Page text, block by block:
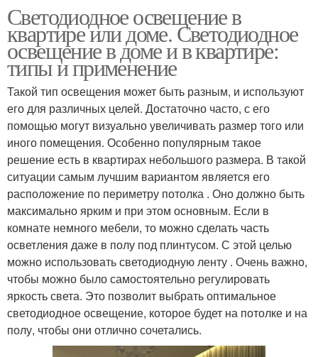
Светодиодное освещение в
квартире или доме. Светодиодное
освещение в доме и в квартире:
типы и применение
Такой тип освещения может быть разным, и используют
его для различных целей. Достаточно часто, с его
помощью могут визуально увеличивать размер того или
иного помещения. Особенно популярным такое
решение есть в квартирах небольшого размера. В такой
ситуации самым лучшим вариантом является его
расположение по периметру потолка . Оно должно быть
максимально ярким и при этом основным. Если в
комнате немного мебели, то можно сделать часть
осветления даже в полу под плинтусом. С этой целью
можно использовать светодиодную ленту . Очень важно,
чтобы можно было самостоятельно регулировать
яркость света. Это позволит выбрать оптимальное
светодиодное освещение, которое будет на потолке и на
полу, чтобы они отлично сочетались.